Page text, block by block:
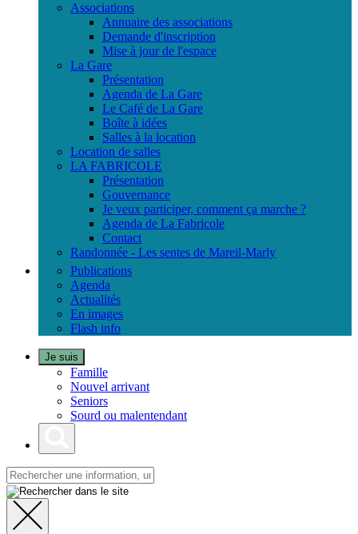
Associations
Annuaire des associations
Demande d'inscription
Mise à jour de l'espace
La Gare
Présentation
Agenda de La Gare
Le Café de La Gare
Boîte à idées
Salles à la location
Location de salles
LA FABRICOLE
Présentation
Gouvernance
Je veux participer, comment ça marche ?
Agenda de La Fabricole
Contact
Randonnée - Les sentes de Mareil-Marly
Publications
Agenda
Actualités
En images
Flash info
Je suis
Famille
Nouvel arrivant
Seniors
Sourd ou malentendant